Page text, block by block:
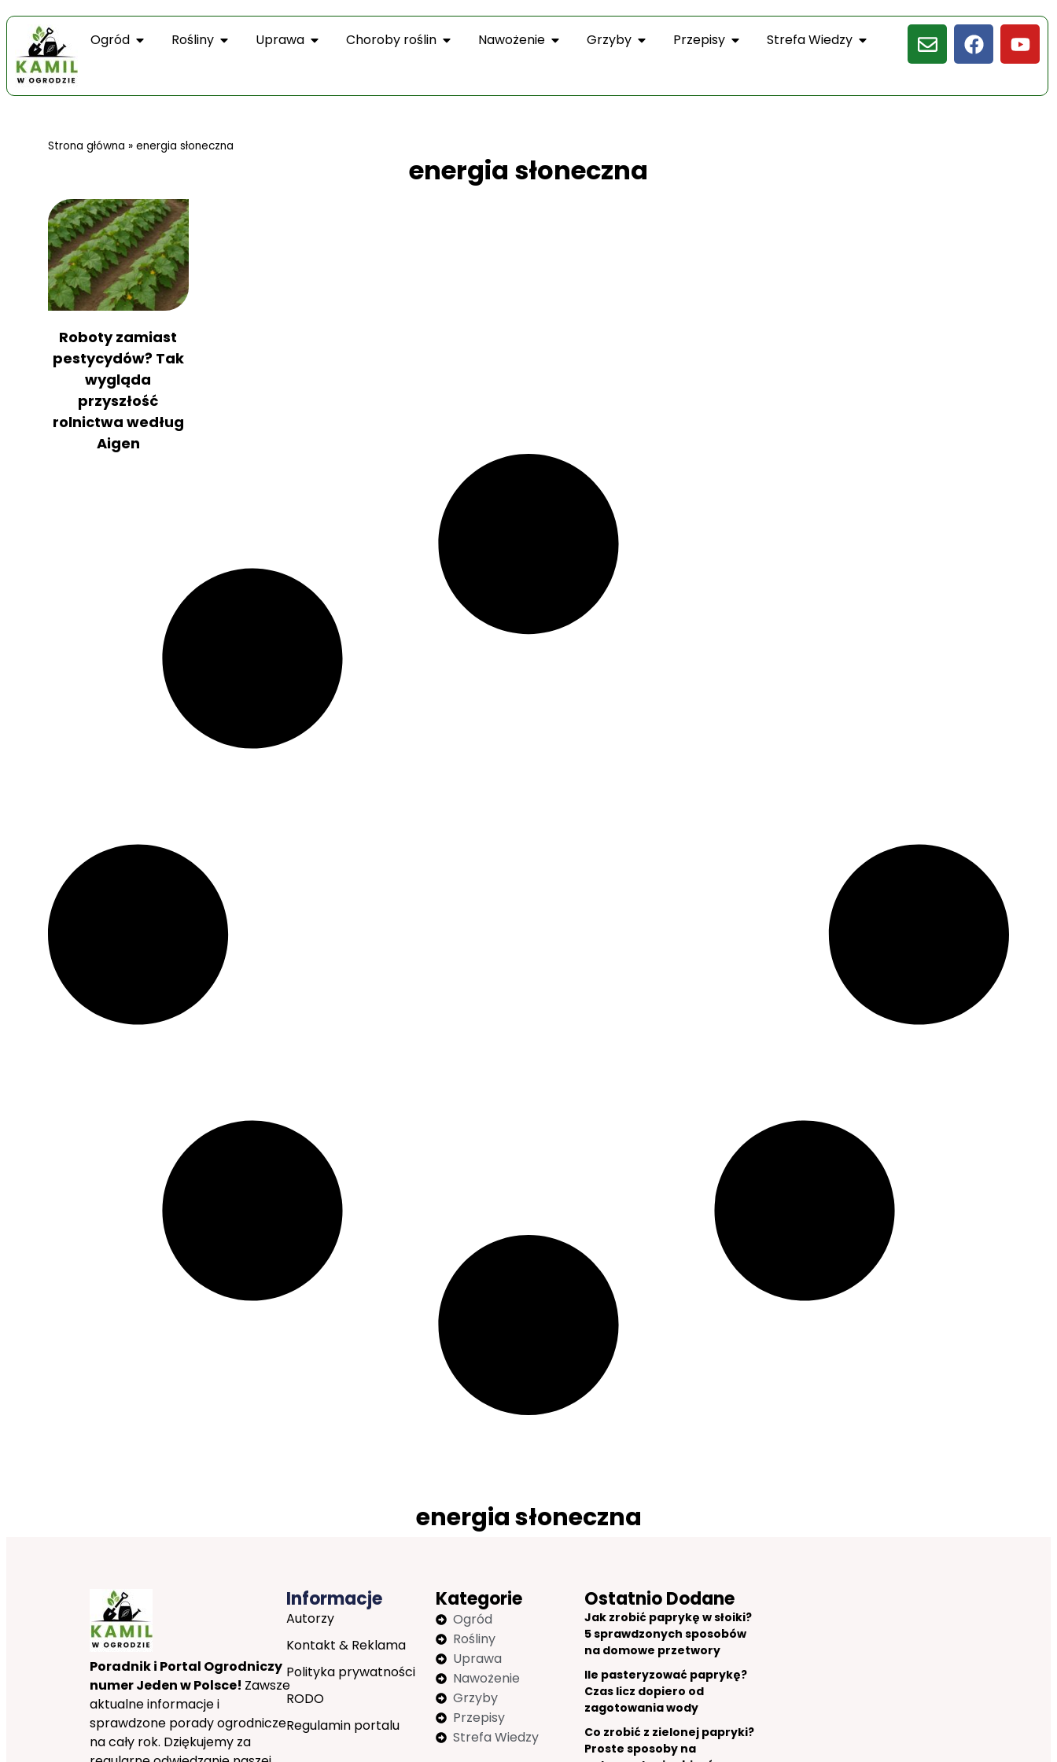
Ogród Rośliny Uprawa Choroby roślin Nawożenie Grzyby Przepisy Strefa Wiedzy
Strona główna »energia słoneczna
energia słoneczna
Roboty zamiast
pestycydów? Tak
wygląda
przyszłość
rolnictwa według
Aigen
energia słoneczna
Poradnik i Portal Ogrodniczy
numer Jeden w Polsce! Zawsze
aktualne informacje i
sprawdzone porady ogrodnicze
na cały rok. Dziękujemy za
Informacje
Autorzy
Kontakt & Reklama
Polityka prywatności
RODO
Regulamin portalu
Kategorie
Ogród
Rośliny
Uprawa
Nawożenie
Grzyby
Przepisy
Strefa Wiedzy
Ostatnio Dodane
Jak zrobić paprykę w słoiki?
5 sprawdzonych sposobów
na domowe przetwory
Ile pasteryzować paprykę?
Czas licz dopiero od
zagotowania wody
Co zrobić z zielonej papryki?
Proste sposoby na